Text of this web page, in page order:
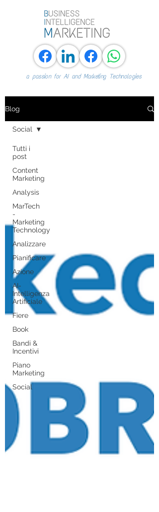
a passion for AI and Marketing Technologies
Blog
Tutti i
post
Content
Marketing
Analysis
MarTech
-
Marketing
Technology
Analizzare
Pianificare
Azione
AI-
Intelligenza
Artificiale
Fiere
Book
Bandi &
Incentivi
Piano
Marketing
Social
Social